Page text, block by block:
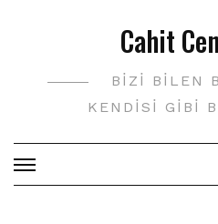
Cahit
BIZI BILEN
KENDISI GIBI